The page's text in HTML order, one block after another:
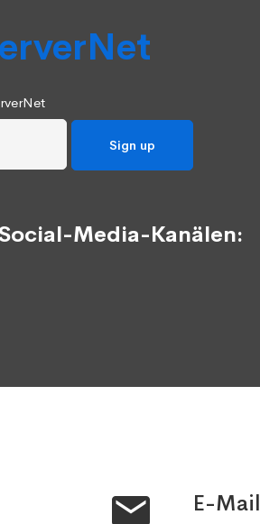
Media-Kanälen:
E-Mail